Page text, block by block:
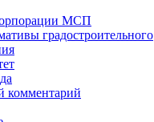
МСП
градостроительного
комментарий